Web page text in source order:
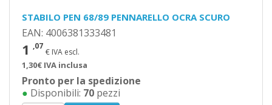
STABILO PEN 68/89 PENNARELLO OCRA SCURO
EAN: 4006381333481
1 ,07
€ IVA escl.
1,30€ IVA inclusa
Pronto per la spedizione
● Disponibili: 70 pezzi